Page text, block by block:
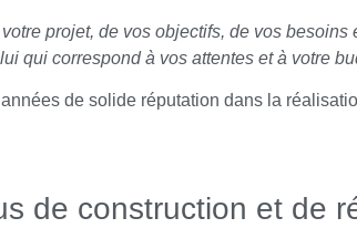
projet, de vos objectifs, de vos
qui correspond à vos attentes et à votre
de solide réputation dans la
de construction et de